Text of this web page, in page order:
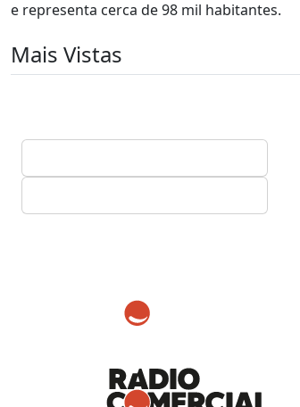
e representa cerca de 98 mil habitantes.
Mais Vistas